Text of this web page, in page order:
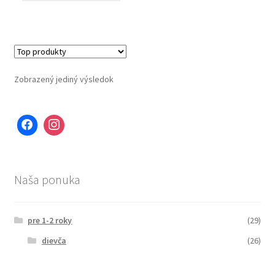
Zobrazený jediný výsledok
Naša ponuka
pre 1-2 roky
(29)
dievča
(26)